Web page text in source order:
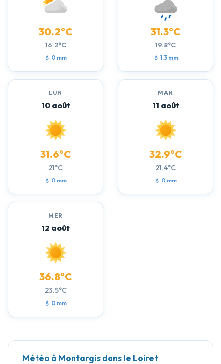
30.2°C
16.2°C
💧 0 mm
31.3°C
19.8°C
💧 1.3 mm
LUN
10 août
31.6°C
21°C
💧 0 mm
MAR
11 août
32.9°C
21.4°C
💧 0 mm
MER
12 août
36.8°C
23.5°C
💧 0 mm
Météo à Montargis dans le Loiret